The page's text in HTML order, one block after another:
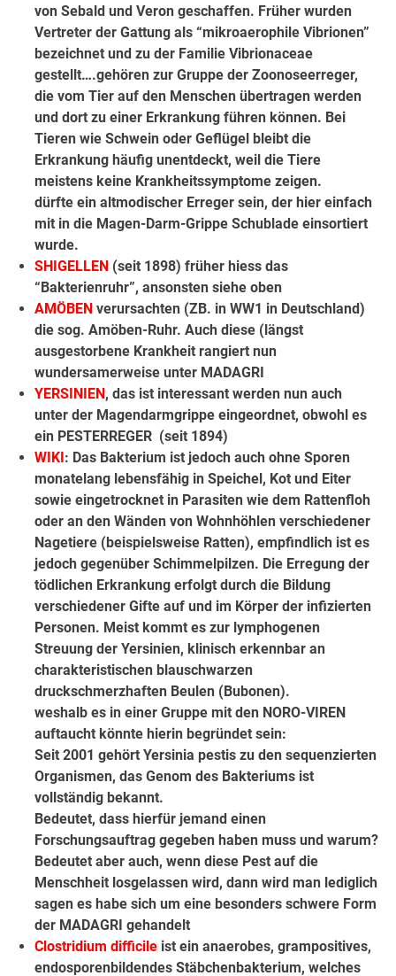
von Sebald und Veron geschaffen. Früher wurden
Vertreter der Gattung als “mikroaerophile Vibrionen”
bezeichnet und zu der Familie Vibrionaceae
gestellt….gehören zur Gruppe der Zoonoseerreger,
die vom Tier auf den Menschen übertragen werden
und dort zu einer Erkrankung führen können. Bei
Tieren wie Schwein oder Geflügel bleibt die
Erkrankung häufig unentdeckt, weil die Tiere
meistens keine Krankheitssymptome zeigen.
dürfte ein altmodischer Erreger sein, der hier einfach
mit in die Magen-Darm-Grippe Schublade einsortiert
wurde.
SHIGELLEN (seit 1898) früher hiess das
“Bakterienruhr”, ansonsten siehe oben
AMÖBEN verursachten (ZB. in WW1 in Deutschland)
die sog. Amöben-Ruhr. Auch diese (längst
ausgestorbene Krankheit rangiert nun
wundersamerweise unter MADAGRI
YERSINIEN , das ist interessant werden nun auch
unter der Magendarmgrippe eingeordnet, obwohl es
ein PESTERREGER (seit 1894)
WIKI : Das Bakterium ist jedoch auch ohne Sporen
monatelang lebensfähig in Speichel, Kot und Eiter
sowie eingetrocknet in Parasiten wie dem Rattenfloh
oder an den Wänden von Wohnhöhlen verschiedener
Nagetiere (beispielsweise Ratten), empfindlich ist es
jedoch gegenüber Schimmelpilzen. Die Erregung der
tödlichen Erkrankung erfolgt durch die Bildung
verschiedener Gifte auf und im Körper der infizierten
Personen. Meist kommt es zur lymphogenen
Streuung der Yersinien, klinisch erkennbar an
charakteristischen blauschwarzen
druckschmerzhaften Beulen (Bubonen).
weshalb es in einer Gruppe mit den NORO-VIREN
auftaucht könnte hierin begründet sein:
Seit 2001 gehört Yersinia pestis zu den sequenzierten
Organismen, das Genom des Bakteriums ist
vollständig bekannt.
Bedeutet, dass hierfür jemand einen
Forschungsauftrag gegeben haben muss und warum?
Bedeutet aber auch, wenn diese Pest auf die
Menschheit losgelassen wird, dann wird man lediglich
sagen es habe sich um eine besonders schwere Form
der MADAGRI gehandelt
Clostridium difficile ist ein anaerobes, grampositives,
endosporenbildendes Stäbchenbakterium, welches